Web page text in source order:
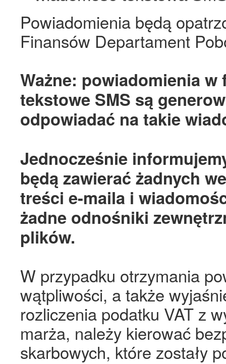
Powiadomienia będą
Finansów Departament
Ważne: powiadomienia
tekstowe SMS są
odpowiadać na takie
Jednocześnie
będą zawierać żadnych
treści e-maila i
żadne odnośniki
plików.
W przypadku otrzymania
wątpliwości, a także
rozliczenia podatku VAT z
marża, należy kierować
skarbowych, które zostały